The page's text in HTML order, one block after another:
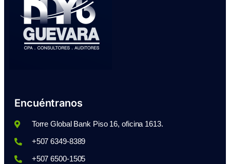
Encuéntranos
Torre Global Bank Piso 16, oficina 1613.
+507 6349-8389
+507 6500-1505